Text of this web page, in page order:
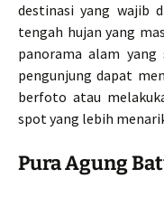
destinasi yang wajib
tengah hujan yang
panorama alam yang
pengunjung dapat
berfoto atau
spot yang lebih
Pura Agung